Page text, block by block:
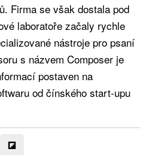
Firma se však dostala pod
laboratoře začaly rychle
nástroje pro psaní
s názvem Composer je
postaven na
od čínského start-upu